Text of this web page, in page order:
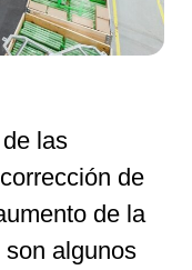
las
de
de la
algunos